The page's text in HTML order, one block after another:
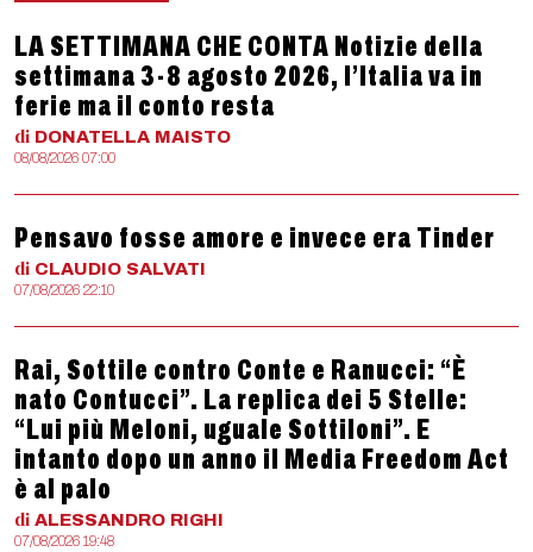
LA SETTIMANA CHE CONTA Notizie della
settimana 3-8 agosto 2026, l’Italia va in
ferie ma il conto resta
di DONATELLA MAISTO
08/08/2026 07:00
Pensavo fosse amore e invece era Tinder
di CLAUDIO SALVATI
07/08/2026 22:10
Rai, Sottile contro Conte e Ranucci: “È
nato Contucci”. La replica dei 5 Stelle:
“Lui più Meloni, uguale Sottiloni”. E
intanto dopo un anno il Media Freedom Act
è al palo
di ALESSANDRO RIGHI
07/08/2026 19:48